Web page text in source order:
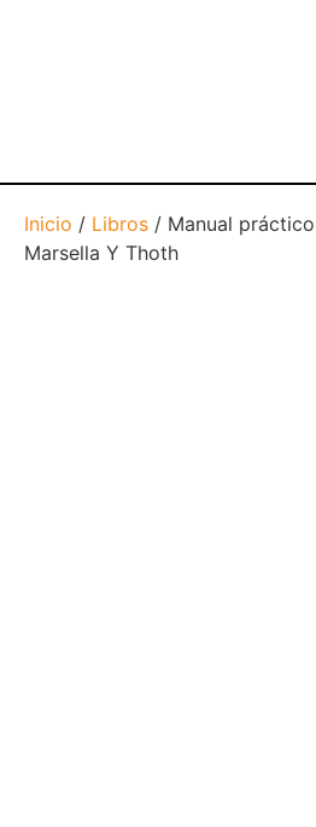
Inicio / Libros / Manual
Marsella Y Thoth